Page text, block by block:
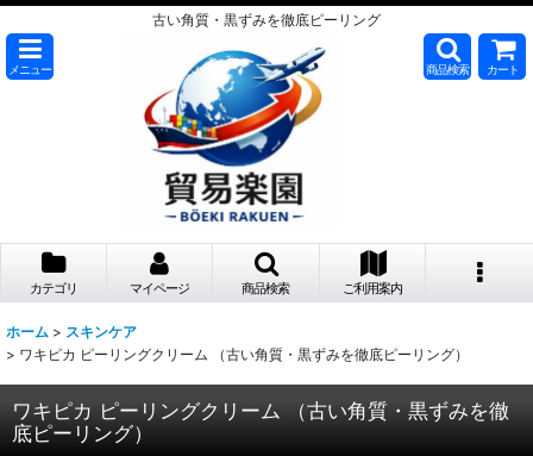
古い角質・黒ずみを徹底ピーリング
メニュー 商品検索 カート
カテゴリ マイページ 商品検索 ご利用案内
ホーム > スキンケア
> ワキピカ ピーリングクリーム （古い角質・黒ずみを徹底ピーリング）
ワキピカ ピーリングクリーム （古い角質・黒ずみを徹
底ピーリング）